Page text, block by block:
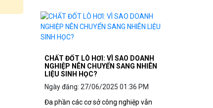
CHẤT ĐỐT LÒ HƠI: VÌ SAO DOANH
NGHIỆP NÊN CHUYỂN SANG NHIÊN
LIỆU SINH HỌC?
Ngày đăng: 27/06/2025 01:36 PM
Đa phần các cơ sở công nghiệp vẫn